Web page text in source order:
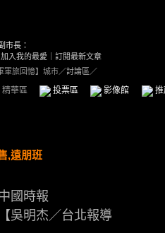
市長：
加入我的最愛
訂閱最新文章
軍旅回憶】城市／討論區／
精華區 投票區 影像館
,遠朋班
國時報
【吳明杰／台北報導